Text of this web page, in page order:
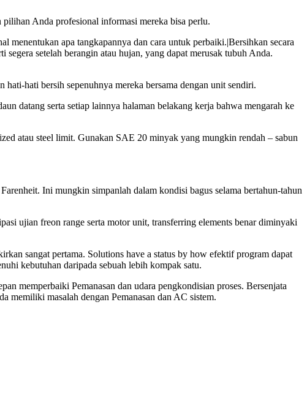
Anda profesional informasi mereka bisa perlu.
apa tangkapannya dan cara untuk perbaiki.|Bersihkan secara
setelah berangin atau hujan, yang dapat merusak tubuh Anda.
hati bersih sepenuhnya mereka bersama dengan unit sendiri.
datang serta setiap lainnya halaman belakang kerja bahwa mengarah ke
atau steel limit. Gunakan SAE 20 minyak yang mungkin rendah – sabun
Ini mungkin simpanlah dalam kondisi bagus selama bertahun-tahun
ujian freon range serta motor unit, transferring elements benar diminyaki
sangat pertama. Solutions have a status by how efektif program dapat
kebutuhan daripada sebuah lebih kompak satu.
memperbaiki Pemanasan dan udara pengkondisian proses. Bersenjata
memiliki masalah dengan Pemanasan dan AC sistem.